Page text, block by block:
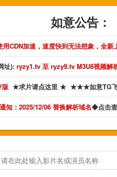
如意公告：
用CDN加速，速度快到无法想象，全新
址):ryzy1.tv 至 ryzy9.tv M3U8视频解
版 ★求片请点这里 ★ ★★★如意TG
：2025/12/06 替换解析域名◆点击